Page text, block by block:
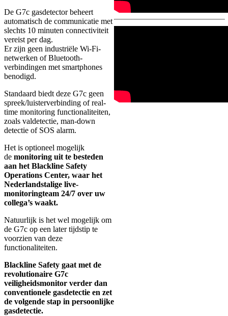
De G7c gasdetector beheert
automatisch de communicatie met
slechts 10 minuten connectiviteit
vereist per dag.
Er zijn geen industriële Wi-Fi-
netwerken of Bluetooth-
verbindingen met smartphones
benodigd.
Standaard biedt deze G7c geen
spreek/luisterverbinding of real-
time monitoring functionaliteiten,
zoals valdetectie, man-down
detectie of SOS alarm.
Het is optioneel mogelijk
de monitoring uit te besteden
aan het Blackline Safety
Operations Center, waar het
Nederlandstalige live-
monitoringteam 24/7 over uw
collega’s waakt.
Natuurlijk is het wel mogelijk om
de G7c op een later tijdstip te
voorzien van deze
functionaliteiten.
Blackline Safety gaat met de
revolutionaire G7c
veiligheidsmonitor verder dan
conventionele gasdetectie en zet
de volgende stap in persoonlijke
gasdetectie.